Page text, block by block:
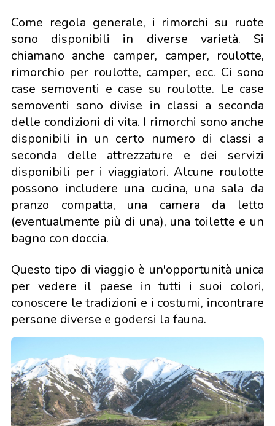
Come regola generale, i rimorchi su ruote
sono disponibili in diverse varietà. Si
chiamano anche camper, camper, roulotte,
rimorchio per roulotte, camper, ecc. Ci sono
case semoventi e case su roulotte. Le case
semoventi sono divise in classi a seconda
delle condizioni di vita. I rimorchi sono anche
disponibili in un certo numero di classi a
seconda delle attrezzature e dei servizi
disponibili per i viaggiatori. Alcune roulotte
possono includere una cucina, una sala da
pranzo compatta, una camera da letto
(eventualmente più di una), una toilette e un
bagno con doccia.
Questo tipo di viaggio è un'opportunità unica
per vedere il paese in tutti i suoi colori,
conoscere le tradizioni e i costumi, incontrare
persone diverse e godersi la fauna.